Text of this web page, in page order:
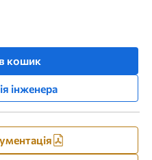
кошик
інженера